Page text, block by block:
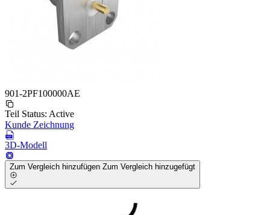
901-2PF100000AE
Teil Status: Active
Kunde Zeichnung
3D-Modell
Zum Vergleich hinzufügen Zum Vergleich hinzugefügt